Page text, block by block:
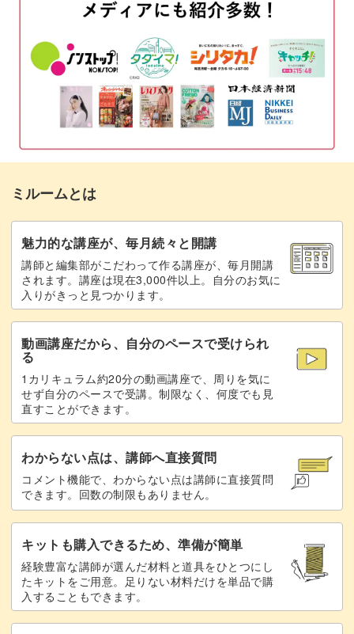
⑰「差し込み型ポケット」のつくり方
⑱「窓付ポケット」のつくり方 15:28
おわりに
ミルームとは
魅力的な講座が、毎月続々と開講
講師と編集部がこだわって作る講座が、毎月開講
されます。講座は現在3,000件以上。自分のお気に
入りがきっと見つかります。
動画講座だから、自分のペースで受けられ
る
1カリキュラム約20分の動画講座で、周りを気に
せず自分のペースで受講。制限なく、何度でも見
直すことができます。
わからない点は、講師へ直接質問
コメント機能で、わからない点は講師に直接質問
できます。回数の制限もありません。
キットも購入できるため、準備が簡単
経験豊富な講師が選んだ材料と道具をひとつにし
たキットをご用意。足りない材料だけを単品で購
入することもできます。